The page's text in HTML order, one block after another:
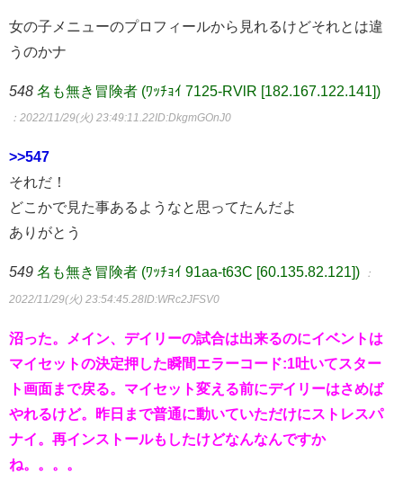
女の子メニューのプロフィールから見れるけどそれとは違
うのかナ
548 名も無き冒険者 (ﾜｯﾁｮｲ 7125-RVlR [182.167.122.141])
：2022/11/29(火) 23:49:11.22ID:DkgmGOnJ0
>>547
それだ！
どこかで見た事あるようなと思ってたんだよ
ありがとう
549 名も無き冒険者 (ﾜｯﾁｮｲ 91aa-t63C [60.135.82.121]) ：
2022/11/29(火) 23:54:45.28ID:WRc2JFSV0
沼った。メイン、デイリーの試合は出来るのにイベントは
マイセットの決定押した瞬間エラーコード:1吐いてスター
ト画面まで戻る。マイセット変える前にデイリーはさめば
やれるけど。昨日まで普通に動いていただけにストレスパ
ナイ。再インストールもしたけどなんなんですか
ね。。。。